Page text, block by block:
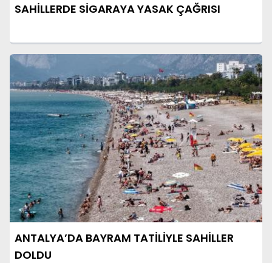
SAHİLLERDE SİGARAYA YASAK ÇAĞRISI
ANTALYA’DA BAYRAM TATİLİYLE SAHİLLER
DOLDU